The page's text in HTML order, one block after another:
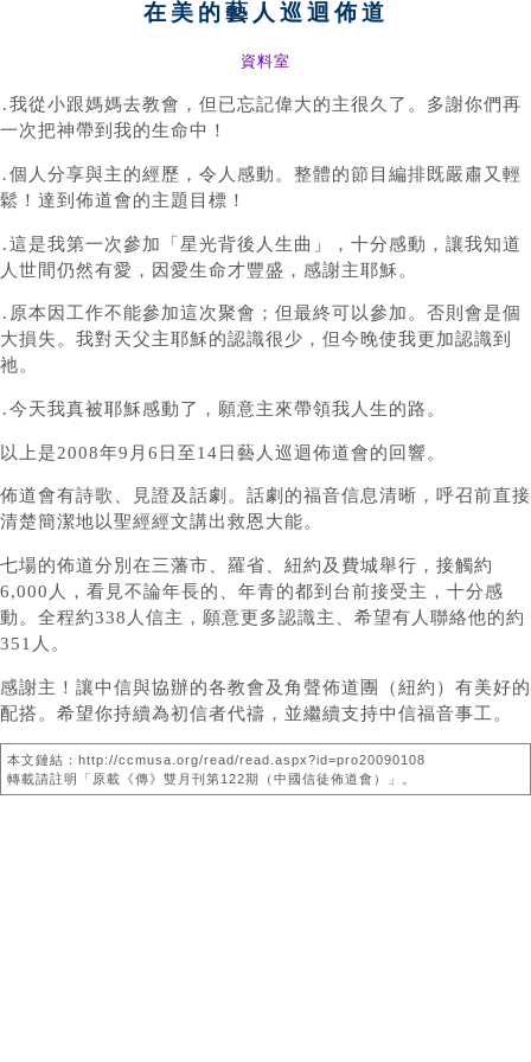
在美的藝人巡迴佈道
資料室
․我從小跟媽媽去教會，但已忘記偉大的主很久了。多謝你們再
一次把神帶到我的生命中！
․個人分享與主的經歷，令人感動。整體的節目編排既嚴肅又輕
鬆！達到佈道會的主題目標！
․這是我第一次參加「星光背後人生曲」，十分感動，讓我知道
人世間仍然有愛，因愛生命才豐盛，感謝主耶穌。
․原本因工作不能參加這次聚會；但最終可以參加。否則會是個
大損失。我對天父主耶穌的認識很少，但今晚使我更加認識到
祂。
․今天我真被耶穌感動了，願意主來帶領我人生的路。
以上是2008年9月6日至14日藝人巡迴佈道會的回響。
佈道會有詩歌、見證及話劇。話劇的福音信息清晰，呼召前直接
清楚簡潔地以聖經經文講出救恩大能。
七場的佈道分別在三藩市、羅省、紐約及費城舉行，接觸約
6,000人，看見不論年長的、年青的都到台前接受主，十分感
動。全程約338人信主，願意更多認識主、希望有人聯絡他的約
351人。
感謝主！讓中信與協辦的各教會及角聲佈道團（紐約）有美好的
配搭。希望你持續為初信者代禱，並繼續支持中信福音事工。
本文鏈結：http://ccmusa.org/read/read.aspx?id=pro20090108
轉載請註明「原載《傳》雙月刊第122期（中國信徒佈道會）」。